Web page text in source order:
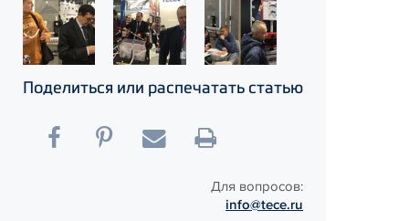
Поделиться или распечатать статью
Для вопросов:
info@tece.ru